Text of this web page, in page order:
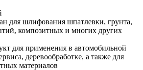
для шлифования шпатлевки, грунта,
композитных и многих других
для применения в автомобильной
деревообработке, а также для
материалов